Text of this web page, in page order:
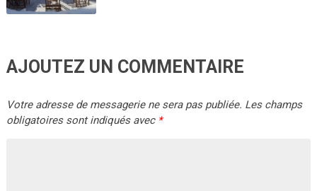
AJOUTEZ UN COMMENTAIRE
Votre adresse de messagerie ne sera pas publiée. Les champs
obligatoires sont indiqués avec *